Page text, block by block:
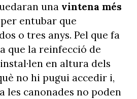
unavintena més
per entubar que
o tres anys. Pel que fa
que la reinfecció de
en altura dels
no hi pugui accedir i,
les canonades no poden